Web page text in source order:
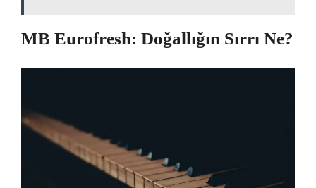
MB Eurofresh: Doğallığın Sırrı Ne?